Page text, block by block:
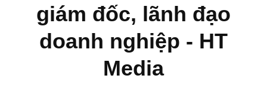
giám đốc, lãnh đạo
doanh nghiệp - HT
Media